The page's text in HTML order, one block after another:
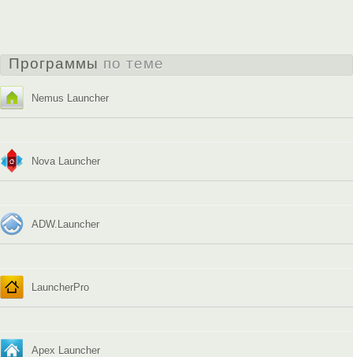
Программы по теме
Nemus Launcher
Nova Launcher
ADW.Launcher
LauncherPro
Apex Launcher